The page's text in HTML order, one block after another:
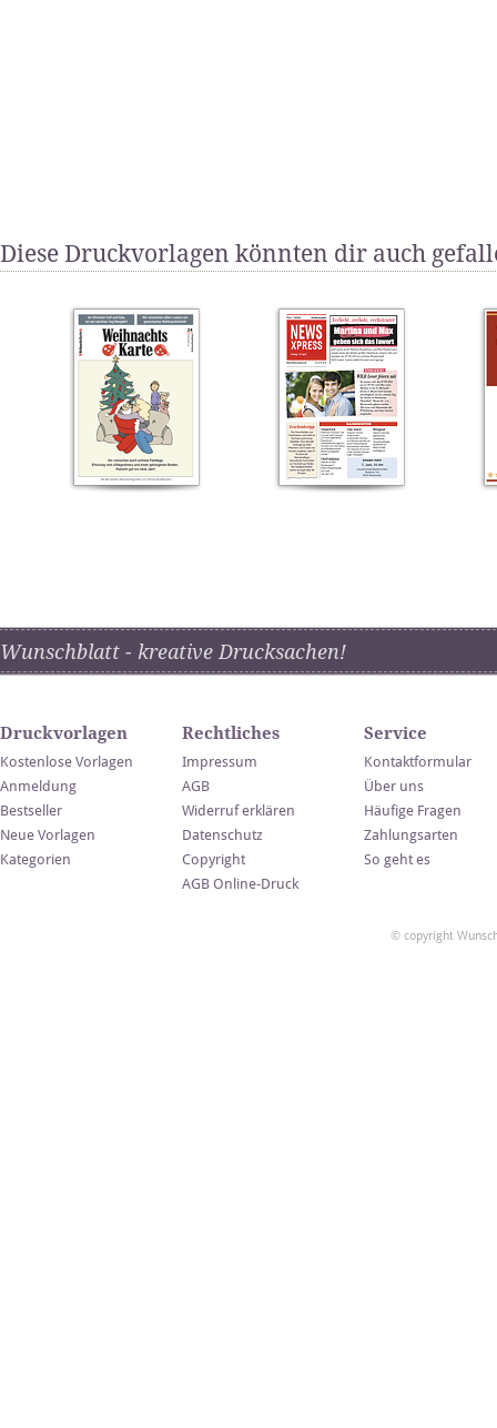
Diese Druckvorlagen könnten dir auch
Wunschblatt - kreative Drucksachen!
Druckvorlagen
Kostenlose Vorlagen
Anmeldung
Bestseller
Neue Vorlagen
Kategorien
Rechtliches
Impressum
AGB
Widerruf erklären
Datenschutz
Copyright
AGB Online-Druck
Service
Kontaktformular
Über uns
Häufige Fragen
Zahlungsarten
So geht es
© copyright